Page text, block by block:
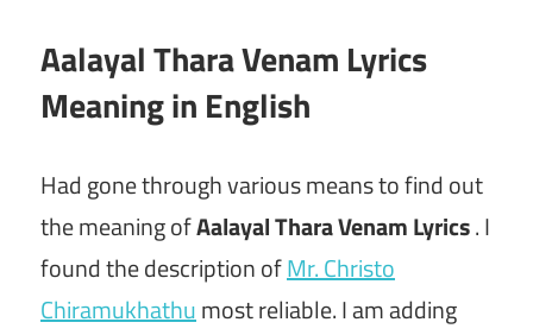
Aalayal Thara Venam Lyrics
Meaning in English
Had gone through various means to find out
the meaning ofAalayal Thara Venam Lyrics. I
found the description ofMr. Christo
Chiramukhathumost reliable. I am adding